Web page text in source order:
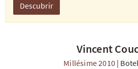
Descubrir
Vincent
Millésime 2010|